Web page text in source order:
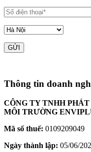
Thông tin doanh
CÔNG TY TNHH
MÔI TRƯỜNG
Mã số thuế: 0109209049
Ngày thành lập: 05/06/